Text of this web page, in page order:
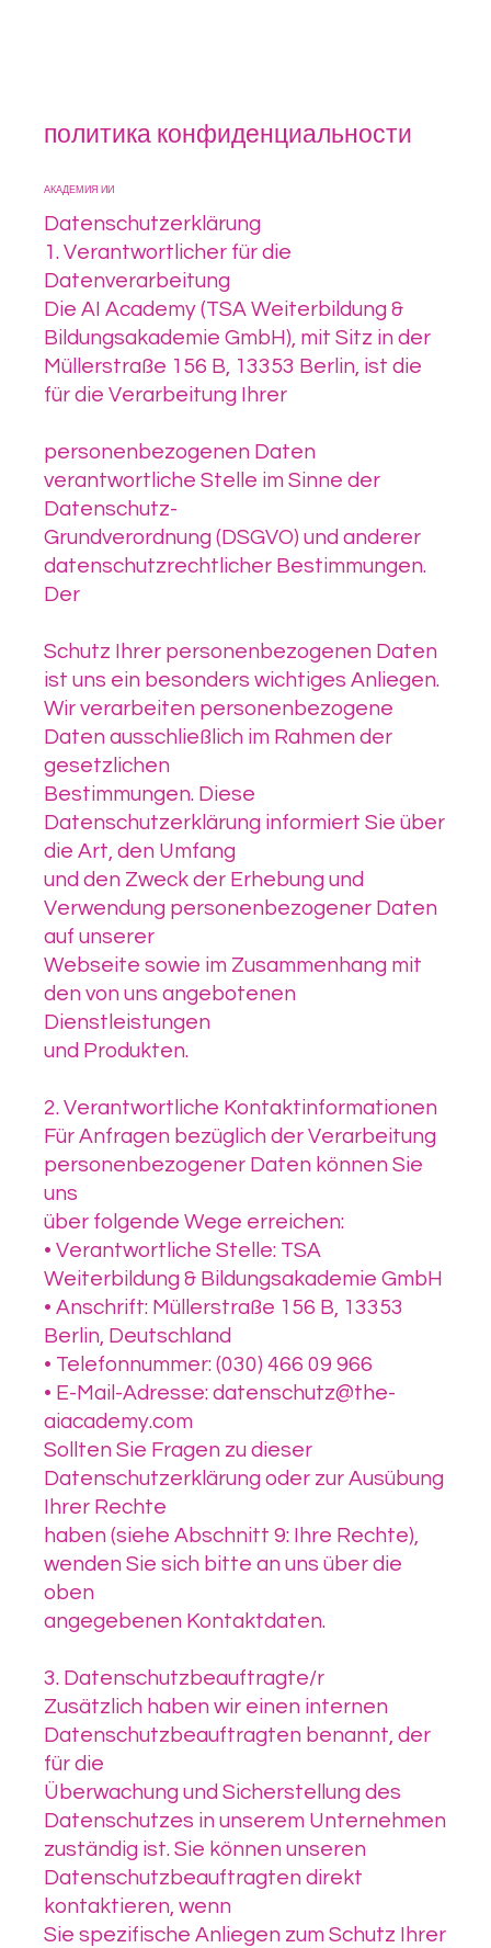
политика конфиденциальности
АКАДЕМИЯ ИИ
Datenschutzerklärung
1. Verantwortlicher für die
Datenverarbeitung
Die AI Academy (TSA Weiterbildung &
Bildungsakademie GmbH), mit Sitz in der
Müllerstraße 156 B, 13353 Berlin, ist die
für die Verarbeitung Ihrer
personenbezogenen Daten
verantwortliche Stelle im Sinne der
Datenschutz-
Grundverordnung (DSGVO) und anderer
datenschutzrechtlicher Bestimmungen.
Der
Schutz Ihrer personenbezogenen Daten
ist uns ein besonders wichtiges Anliegen.
Wir verarbeiten personenbezogene
Daten ausschließlich im Rahmen der
gesetzlichen
Bestimmungen. Diese
Datenschutzerklärung informiert Sie über
die Art, den Umfang
und den Zweck der Erhebung und
Verwendung personenbezogener Daten
auf unserer
Webseite sowie im Zusammenhang mit
den von uns angebotenen
Dienstleistungen
und Produkten.
2. Verantwortliche Kontaktinformationen
Für Anfragen bezüglich der Verarbeitung
personenbezogener Daten können Sie
uns
über folgende Wege erreichen:
• Verantwortliche Stelle: TSA
Weiterbildung & Bildungsakademie GmbH
• Anschrift: Müllerstraße 156 B, 13353
Berlin, Deutschland
• Telefonnummer: (030) 466 09 966
• E-Mail-Adresse: datenschutz@the-
aiacademy.com
Sollten Sie Fragen zu dieser
Datenschutzerklärung oder zur Ausübung
Ihrer Rechte
haben (siehe Abschnitt 9: Ihre Rechte),
wenden Sie sich bitte an uns über die
oben
angegebenen Kontaktdaten.
3. Datenschutzbeauftragte/r
Zusätzlich haben wir einen internen
Datenschutzbeauftragten benannt, der
für die
Überwachung und Sicherstellung des
Datenschutzes in unserem Unternehmen
zuständig ist. Sie können unseren
Datenschutzbeauftragten direkt
kontaktieren, wenn
Sie spezifische Anliegen zum Schutz Ihrer